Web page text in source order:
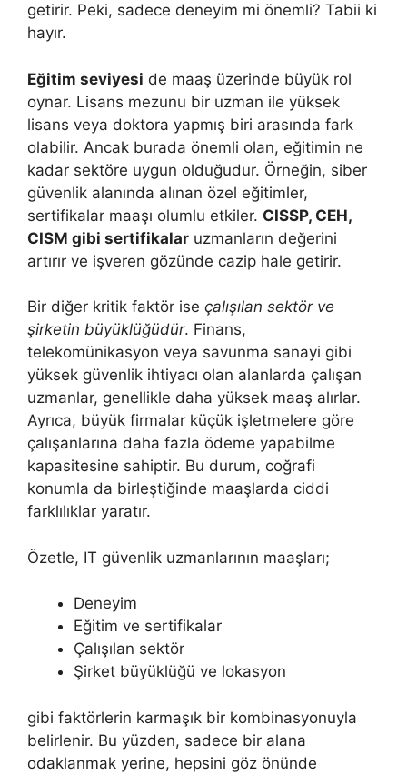
getirir. Peki, sadece deneyim mi önemli? Tabii ki
hayır.
Eğitim seviyesi de maaş üzerinde büyük rol
oynar. Lisans mezunu bir uzman ile yüksek
lisans veya doktora yapmış biri arasında fark
olabilir. Ancak burada önemli olan, eğitimin ne
kadar sektöre uygun olduğudur. Örneğin, siber
güvenlik alanında alınan özel eğitimler,
sertifikalar maaşı olumlu etkiler. CISSP, CEH,
CISM gibi sertifikalar uzmanların değerini
artırır ve işveren gözünde cazip hale getirir.
Bir diğer kritik faktör ise çalışılan sektör ve
şirketin büyüklüğüdür. Finans,
telekomünikasyon veya savunma sanayi gibi
yüksek güvenlik ihtiyacı olan alanlarda çalışan
uzmanlar, genellikle daha yüksek maaş alırlar.
Ayrıca, büyük firmalar küçük işletmelere göre
çalışanlarına daha fazla ödeme yapabilme
kapasitesine sahiptir. Bu durum, coğrafi
konumla da birleştiğinde maaşlarda ciddi
farklılıklar yaratır.
Özetle, IT güvenlik uzmanlarının maaşları;
Deneyim
Eğitim ve sertifikalar
Çalışılan sektör
Şirket büyüklüğü ve lokasyon
gibi faktörlerin karmaşık bir kombinasyonuyla
belirlenir. Bu yüzden, sadece bir alana
odaklanmak yerine, hepsini göz önünde